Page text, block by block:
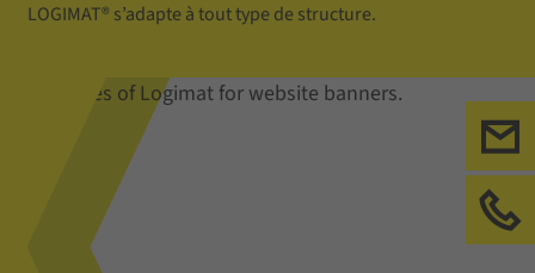
LOGIMAT® s’adapte à tout type de structure.